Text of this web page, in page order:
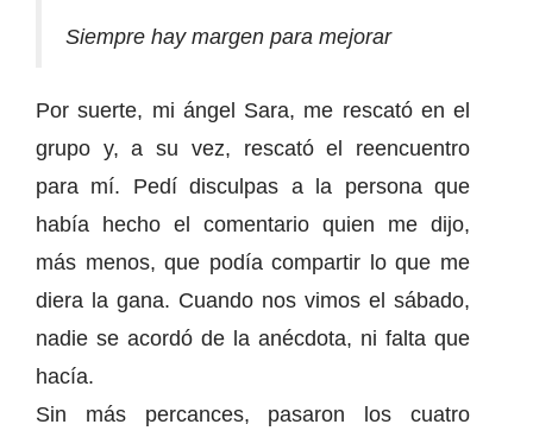
Siempre hay margen para mejorar
Por suerte, mi ángel Sara, me rescató en el
grupo y, a su vez, rescató el reencuentro
para mí. Pedí disculpas a la persona que
había hecho el comentario quien me dijo,
más menos, que podía compartir lo que me
diera la gana. Cuando nos vimos el sábado,
nadie se acordó de la anécdota, ni falta que
hacía.
Sin más percances, pasaron los cuatro